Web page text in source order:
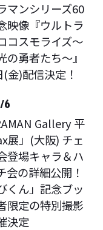
マンシリーズ60
映像『ウルトラ
コスモライズ～
の勇者たち～』
金)配信決定！
6
Gallery 平
展」(大阪) チェ
登場キャラ＆ハ
会の詳細公開！
くん」記念ブッ
限定の特別撮影
決定